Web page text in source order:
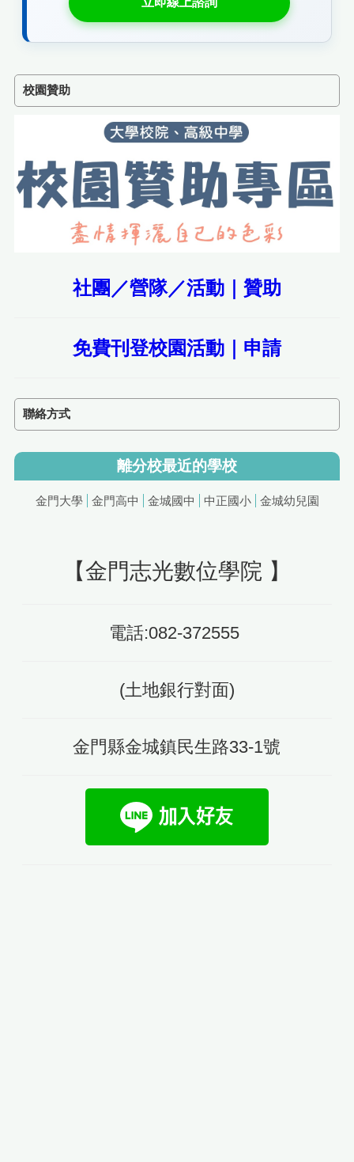
校園贊助
社團／營隊／活動｜贊助
免費刊登校園活動｜申請
聯絡方式
離分校最近的學校
金門大學 金門高中 金城國中 中正國小 金城幼兒園
【金門志光數位學院 】
電話:082-372555
(土地銀行對面)
金門縣金城鎮民生路33-1號